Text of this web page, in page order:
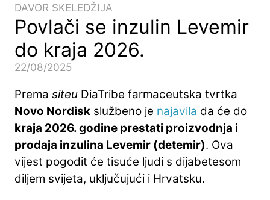
DAVOR SKELEDŽIJA
Povlači se inzulin Levemir
do kraja 2026.
22/08/2025
Prema siteu DiaTribe farmaceutska tvrtka
Novo Nordisk službeno je najavila da će do
kraja 2026. godine prestati proizvodnja i
prodaja inzulina Levemir (detemir). Ova
vijest pogodit će tisuće ljudi s dijabetesom
diljem svijeta, uključujući i Hrvatsku.